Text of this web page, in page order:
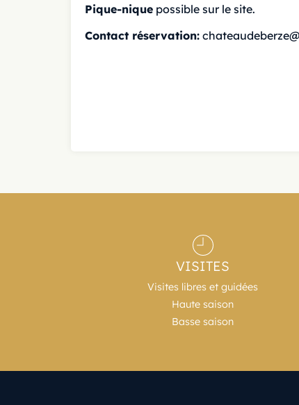
Pique-nique possible sur le site.
Contact réservation:
VISITES
Visites libres et guidées
Haute saison
Basse saison